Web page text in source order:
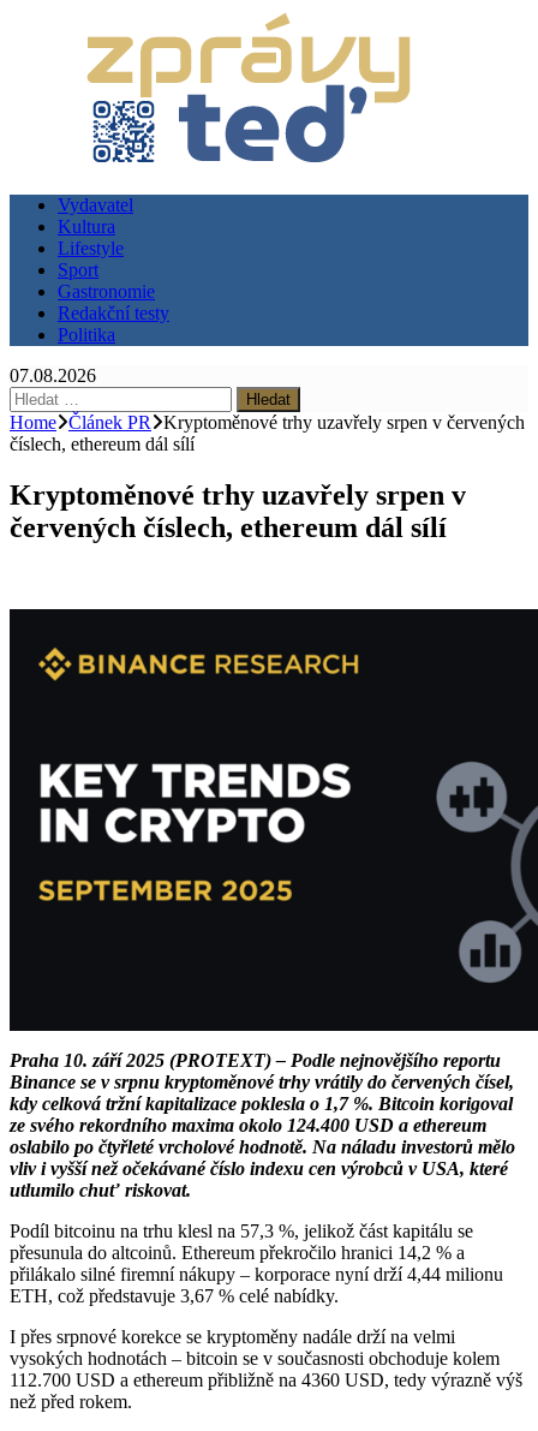
Vydavatel
Kultura
Lifestyle
Sport
Gastronomie
Redakční testy
Politika
07.08.2026
Vyhledávání
Home Článek PR
Kryptoměnové trhy uzavřely srpen v červených
číslech, ethereum dál sílí
Kryptoměnové trhy uzavřely srpen v
červených číslech, ethereum dál sílí
Praha 10. září 2025 (PROTEXT) – Podle nejnovějšího reportu
Binance se v srpnu kryptoměnové trhy vrátily do červených čísel,
kdy celková tržní kapitalizace poklesla o 1,7 %. Bitcoin korigoval
ze svého rekordního maxima okolo 124.400 USD a ethereum
oslabilo po čtyřleté vrcholové hodnotě. Na náladu investorů mělo
vliv i vyšší než očekávané číslo indexu cen výrobců v USA, které
utlumilo chuť riskovat.
Podíl bitcoinu na trhu klesl na 57,3 %, jelikož část kapitálu se
přesunula do altcoinů. Ethereum překročilo hranici 14,2 % a
přilákalo silné firemní nákupy – korporace nyní drží 4,44 milionu
ETH, což představuje 3,67 % celé nabídky.
I přes srpnové korekce se kryptoměny nadále drží na velmi
vysokých hodnotách – bitcoin se v současnosti obchoduje kolem
112.700 USD a ethereum přibližně na 4360 USD, tedy výrazně výš
než před rokem.